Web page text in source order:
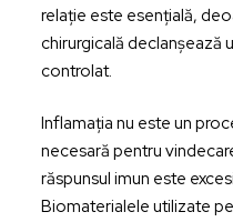
relație este esențială,
chirurgicală declanșează
controlat.
Inflamația nu este un
necesară pentru
răspunsul imun este
Biomaterialele utilizate